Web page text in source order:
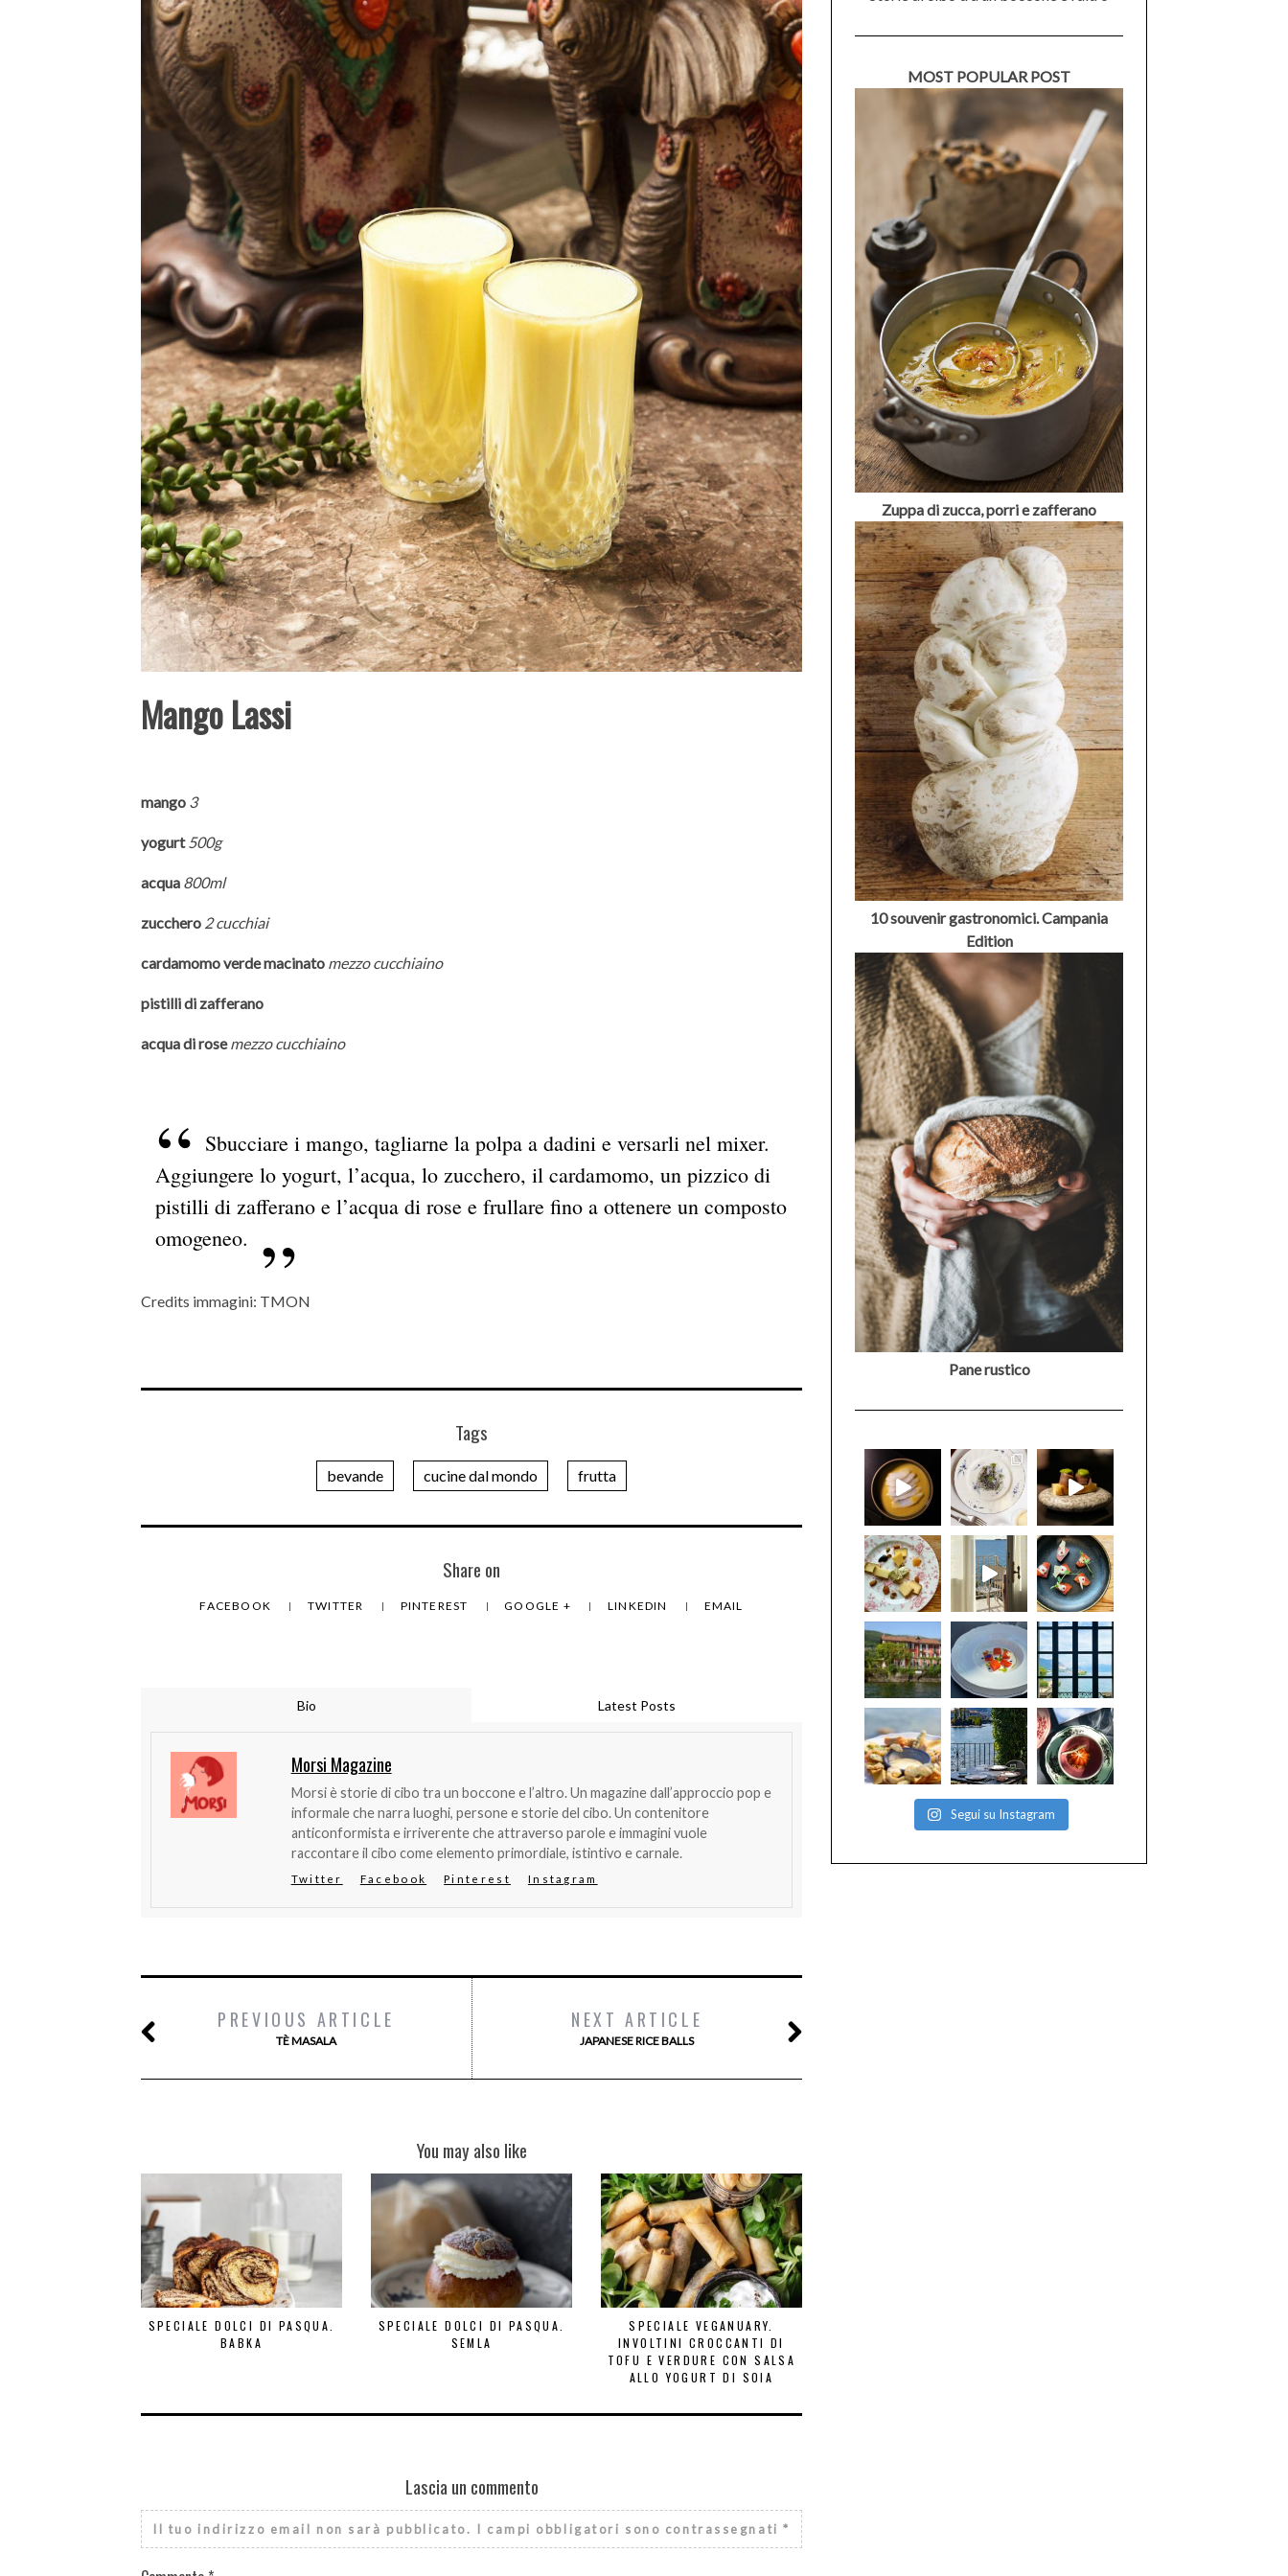
Mango Lassi
mango 3
yogurt 500g
acqua 800ml
zucchero 2 cucchiai
cardamomo verde macinato mezzo cucchiaino
pistilli di zafferano
acqua di rosemezzo cucchiaino
Sbucciare i mango, tagliarne la polpa a dadini e versarli nel mixer.
Aggiungere lo yogurt, l’acqua, lo zucchero, il cardamomo, un pizzico di
pistilli di zafferano e l’acqua di rose e frullare fino a ottenere un composto
omogeneo.
Credits immagini: TMON
Tags
bevande cucine dal mondo frutta
Share on
FACEBOOK TWITTER PINTEREST GOOGLE + LINKEDIN EMAIL
Bio Latest Posts
Morsi Magazine
Morsi è storie di cibo tra un boccone e l’altro. Un magazine dall’approccio pop e
informale che narra luoghi, persone e storie del cibo. Un contenitore
anticonformista e irriverente che attraverso parole e immagini vuole
raccontare il cibo come elemento primordiale, istintivo e carnale.
Twitter Facebook Pinterest Instagram
PREVIOUS ARTICLE
TÈ MASALA
NEXT ARTICLE
JAPANESE RICE BALLS
You may also like
SPECIALE DOLCI DI PASQUA.
BABKA
SPECIALE DOLCI DI PASQUA.
SEMLA
SPECIALE VEGANUARY.
INVOLTINI CROCCANTI DI
TOFU E VERDURE CON SALSA
ALLO YOGURT DI SOIA
Lascia un commento
Il tuo indirizzo email non sarà pubblicato. I campi obbligatori sono contrassegnati*
MOST POPULAR POST
Zuppa di zucca, porri e zafferano
10 souvenir gastronomici. Campania
Edition
Pane rustico
Segui su Instagram